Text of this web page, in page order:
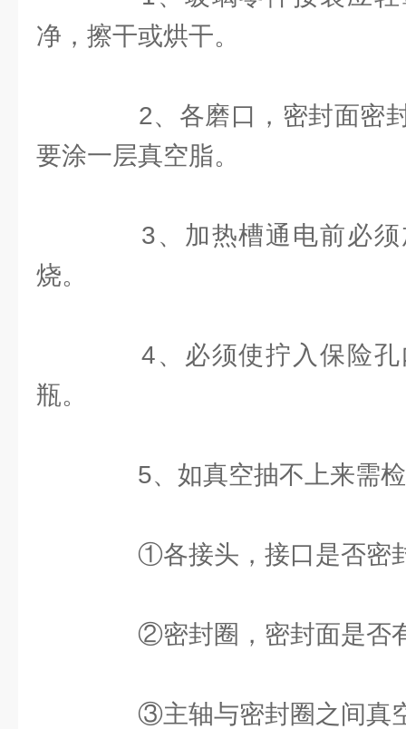
净，擦干或烘干。
2、各磨口，密封面密封
要涂一层真空脂。
3、加热槽通电前必须
烧。
4、必须使拧入保险孔
瓶。
5、如真空抽不上来需
①各接头，接口是否密
②密封圈，密封面是否
③主轴与密封圈之间真